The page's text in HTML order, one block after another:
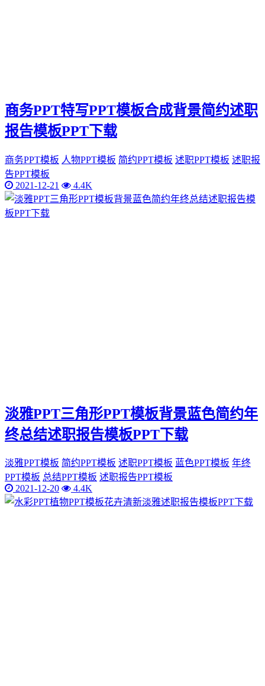
商务PPT特写PPT模板合成背景简约述职
报告模板PPT下载
商务PPT模板 人物PPT模板 简约PPT模板 述职PPT模板 述职报
告PPT模板
2021-12-21
4.4K
淡雅PPT三角形PPT模板背景蓝色简约年
终总结述职报告模板PPT下载
淡雅PPT模板 简约PPT模板 述职PPT模板 蓝色PPT模板 年终
PPT模板 总结PPT模板 述职报告PPT模板
2021-12-20
4.4K